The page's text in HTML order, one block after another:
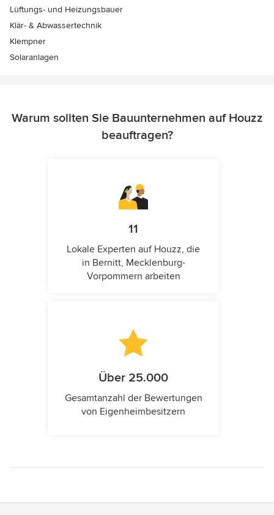
Lüftungs- und Heizungsbauer
Klär- & Abwassertechnik
Klempner
Solaranlagen
Warum sollten Sie Bauunternehmen auf Houzz
beauftragen?
11
Lokale Experten auf Houzz, die
in Bernitt, Mecklenburg-
Vorpommern arbeiten
Über 25.000
Gesamtanzahl der Bewertungen
von Eigenheimbesitzern